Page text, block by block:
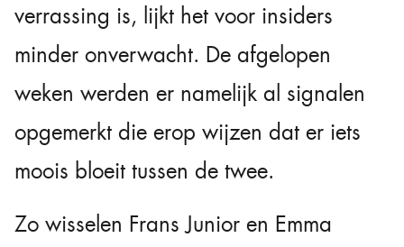
verrassing is, lijkt het voor insiders
minder onverwacht. De afgelopen
weken werden er namelijk al signalen
opgemerkt die erop wijzen dat er iets
moois bloeit tussen de twee.
Zo wisselen Frans Junior en Emma